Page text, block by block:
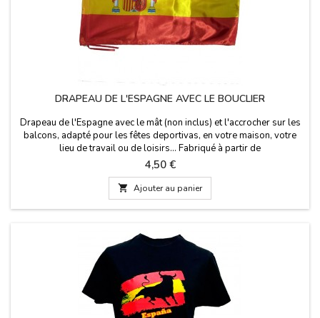
DRAPEAU DE L'ESPAGNE AVEC LE BOUCLIER
Drapeau de l'Espagne avec le mât (non inclus) et l'accrocher sur les
balcons, adapté pour les fêtes deportivas, en votre maison, votre
lieu de travail ou de loisirs... Fabriqué à partir de
polyester.Dimensions: 140 x 90 cm
Prix
4,50 €
 Ajouter au panier